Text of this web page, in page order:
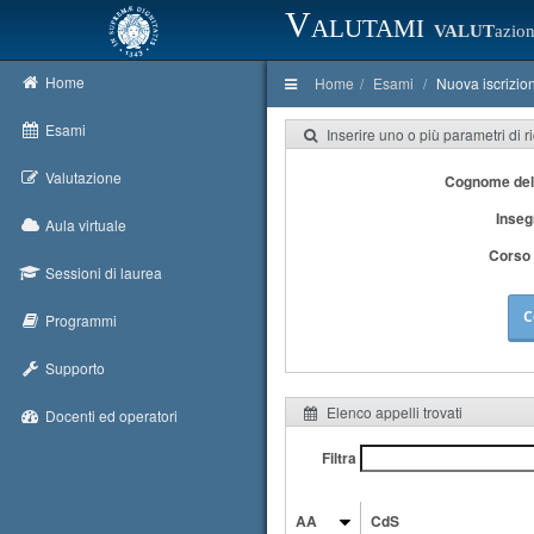
Valutami VALUT
Home
Esami
Valutazione
Aula virtuale
Sessioni di laurea
Programmi
Supporto
Docenti ed operatori
Home Esami Nuova
Inserire uno o più parametri di
Cognome
Corso
Elenco appelli trovati
Filtra
AA CdS